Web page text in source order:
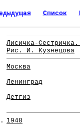
Список
Лисичка-
Рис. И. Кузнецова
Москва
Ленинград
Детгиз
1948